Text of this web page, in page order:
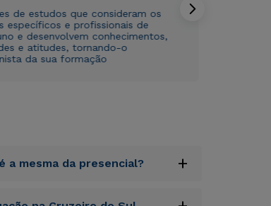
de estudos que consideram os
específicos e profissionais de
e desenvolvem conhecimentos,
e atitudes, tornando-o
da sua formação
mesma da presencial? +
WhatsApp
ou
de conteúdos da Cruzeiro do Sul.
WhatsApp
ou
de conteúdos da Cruzeiro do Sul.